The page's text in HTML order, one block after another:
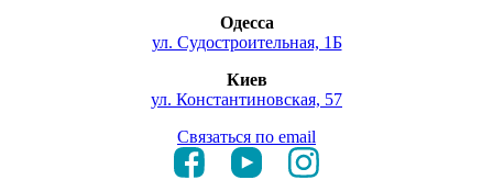
Одесса
ул. Судостроительная, 1Б
Киев
ул. Константиновская, 57
Связаться по email